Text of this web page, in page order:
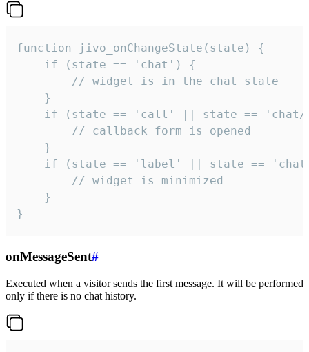
function jivo_onChangeState(state) {
    if (state == 'chat') {
        // widget is in the chat state
    }
if (state == 'call' || state ==
        // callback form is opened
    }
if (state == 'label' || state ==
        // widget is minimized
    }
}
onMessageSent#
Executed when a visitor sends the first message. It will be performed
only if there is no chat history.